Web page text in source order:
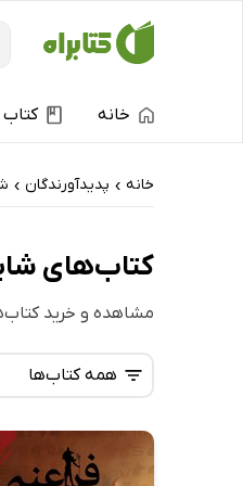
خانه کتاب
خانه › پدیدآورندگان ›
کتاب‌های
مشاهده و خرید
همه کتاب‌ها
همه کتاب‌ها